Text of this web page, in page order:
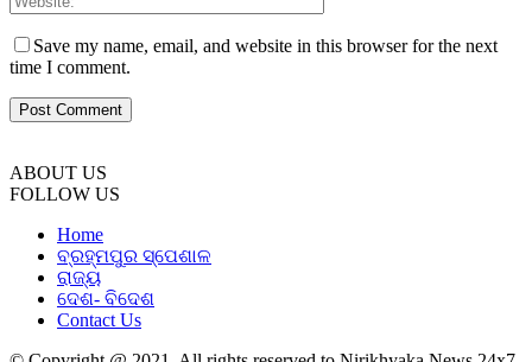
Save my name, email, and website in this browser for the next
time I comment.
ABOUT US
FOLLOW US
Home
ବ୍ରହ୍ମପୁର ସ୍ପେଶାଳ
ରାଜ୍ୟ
ଦେଶ- ବିଦେଶ
Contact Us